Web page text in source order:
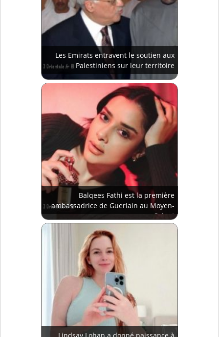
Les Emirats entravent le soutien aux
Palestiniens sur leur territoire
Balqees Fathi est la première
ambassadrice de Guerlain au Moyen-
Orient